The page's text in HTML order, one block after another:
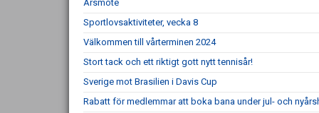
Årsmöte
Sportlovsaktiviteter, vecka 8
Välkommen till vårterminen 2024
Stort tack och ett riktigt gott nytt tennisår!
Sverige mot Brasilien i Davis Cup
Rabatt för medlemmar att boka bana under jul- och